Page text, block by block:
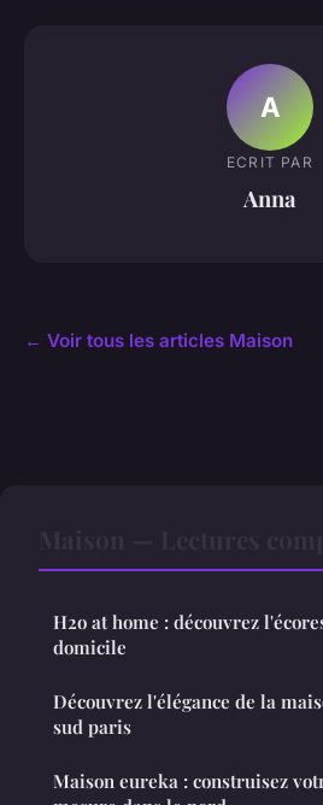
A
ECRIT PAR
Anna
← Voir tous les articles Maison
H2o at home : découvrez
domicile
Découvrez l'élégance de la
sud paris
Maison eureka : construisez